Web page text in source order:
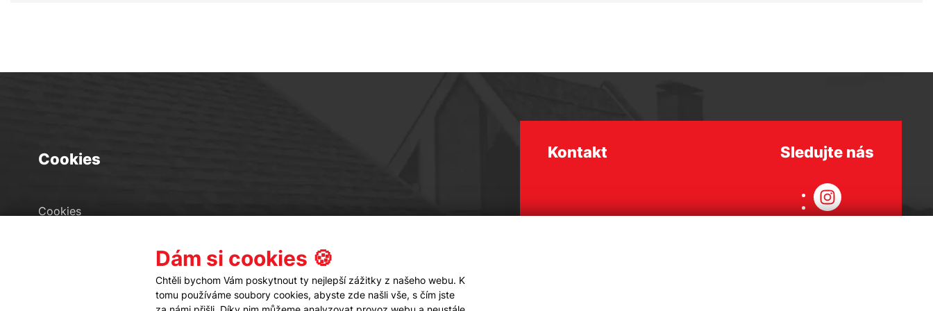
Cookies
Cookies
Kontakt Sledujte nás
Dám si cookies 🍪
Chtěli bychom Vám poskytnout ty nejlepší zážitky z našeho webu. K
tomu používáme soubory cookies, abyste zde našli vše, s čím jste